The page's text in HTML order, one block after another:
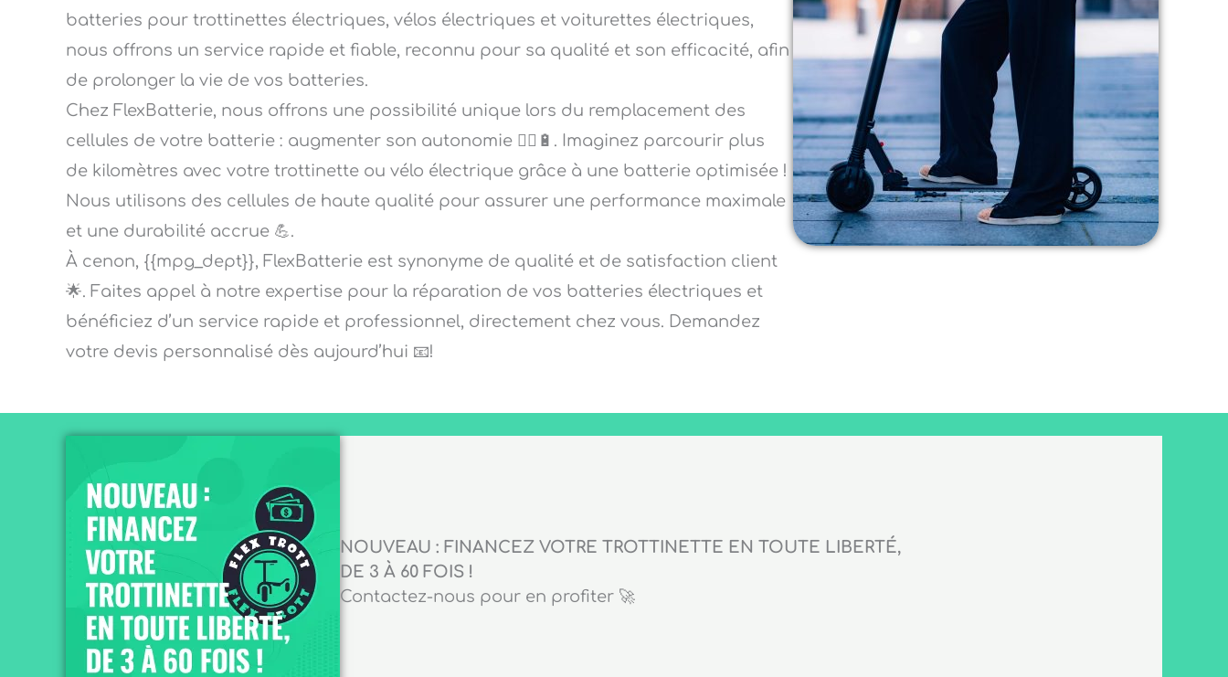
batteries pour trottinettes électriques, vélos électriques et voiturettes électriques,
nous offrons un service rapide et fiable, reconnu pour sa qualité et son efficacité, afin
de prolonger la vie de vos batteries.
Chez FlexBatterie, nous offrons une possibilité unique lors du remplacement des
cellules de votre batterie : augmenter son autonomie 🚴‍♂️🔋. Imaginez parcourir plus
de kilomètres avec votre trottinette ou vélo électrique grâce à une batterie optimisée !
Nous utilisons des cellules de haute qualité pour assurer une performance maximale
et une durabilité accrue 💪.
À cenon, {{mpg_dept}}, FlexBatterie est synonyme de qualité et de satisfaction client
🌟. Faites appel à notre expertise pour la réparation de vos batteries électriques et
bénéficiez d’un service rapide et professionnel, directement chez vous. Demandez
votre devis personnalisé dès aujourd’hui 📧!
NOUVEAU : FINANCEZ VOTRE TROTTINETTE EN TOUTE LIBERTÉ,
DE 3 À 60 FOIS !
Contactez-nous pour en profiter 🚀